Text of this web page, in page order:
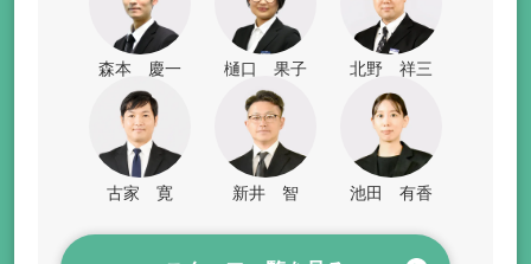
森本 慶一 樋口 果子 北野 祥三
古家 寛 新井 智 池田 有香